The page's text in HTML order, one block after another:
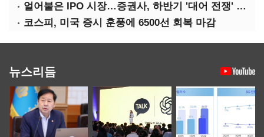
얼어붙은 IPO 시장…증권사, 하반기 '대어 전쟁' 기대
코스피, 미국 증시 훈풍에 6500선 회복 마감
뉴스리듬